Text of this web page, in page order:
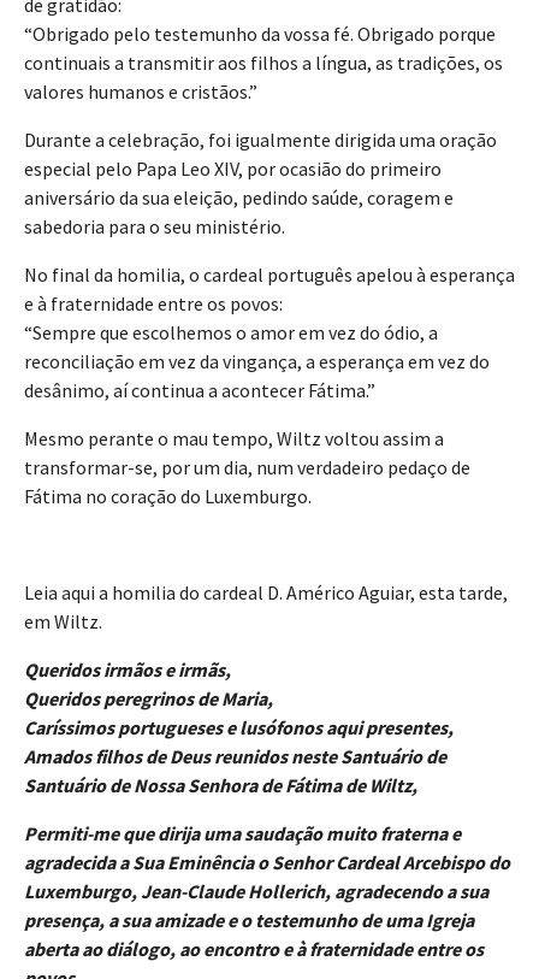
de gratidão:
“Obrigado pelo testemunho da vossa fé. Obrigado porque
continuais a transmitir aos filhos a língua, as tradições, os
valores humanos e cristãos.”
Durante a celebração, foi igualmente dirigida uma oração
especial pelo Papa Leo XIV, por ocasião do primeiro
aniversário da sua eleição, pedindo saúde, coragem e
sabedoria para o seu ministério.
No final da homilia, o cardeal português apelou à esperança
e à fraternidade entre os povos:
“Sempre que escolhemos o amor em vez do ódio, a
reconciliação em vez da vingança, a esperança em vez do
desânimo, aí continua a acontecer Fátima.”
Mesmo perante o mau tempo, Wiltz voltou assim a
transformar-se, por um dia, num verdadeiro pedaço de
Fátima no coração do Luxemburgo.
Leia aqui a homilia do cardeal D. Américo Aguiar, esta tarde,
em Wiltz.
Queridos irmãos e irmãs,
Queridos peregrinos de Maria,
Caríssimos portugueses e lusófonos aqui presentes,
Amados filhos de Deus reunidos neste Santuário de
Santuário de Nossa Senhora de Fátima de Wiltz,
Permiti-me que dirija uma saudação muito fraterna e
agradecida a Sua Eminência o Senhor Cardeal Arcebispo do
Luxemburgo, Jean-Claude Hollerich, agradecendo a sua
presença, a sua amizade e o testemunho de uma Igreja
aberta ao diálogo, ao encontro e à fraternidade entre os